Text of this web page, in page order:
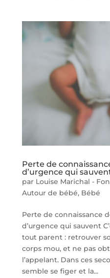
Perte de
d’urgence qui
par Louise Marichal -
Autour de bébé, Bébé
Perte de connaissance
d’urgence qui sauvent
tout parent : retrouver
corps mou, et ne pas
l’appelant. Dans ces
semble se figer et la...